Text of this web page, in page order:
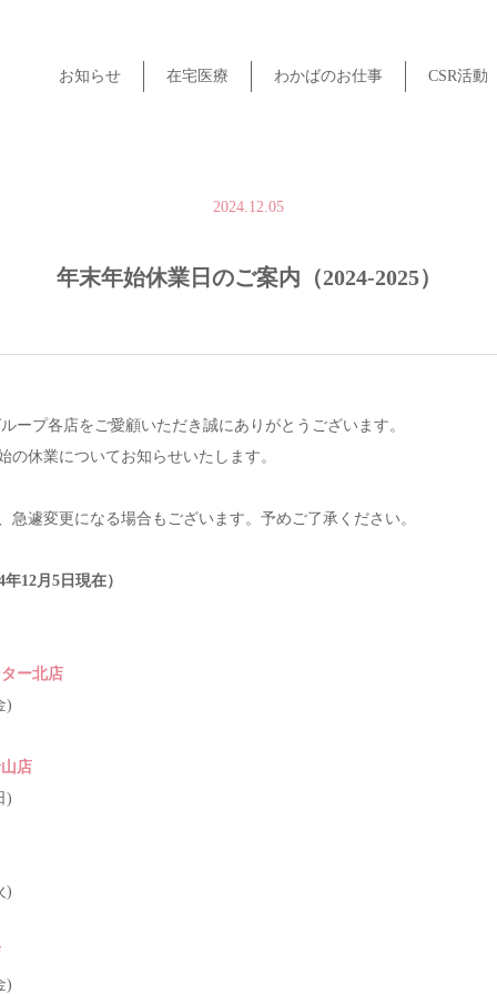
お知らせ 在宅医療 わかばのお仕事 CSR活動
2024.12.05
年末年始休業日のご案内（2024-2025）
ープ各店をご愛顧いただき誠にありがとうございます。
の休業についてお知らせいたします。
急遽変更になる場合もございます。予めご了承ください。
年12月5日現在）
ー北店
)
店
)
)
)